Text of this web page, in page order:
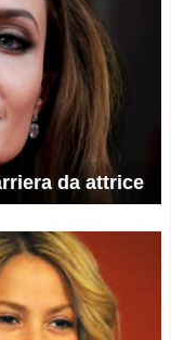
da attrice